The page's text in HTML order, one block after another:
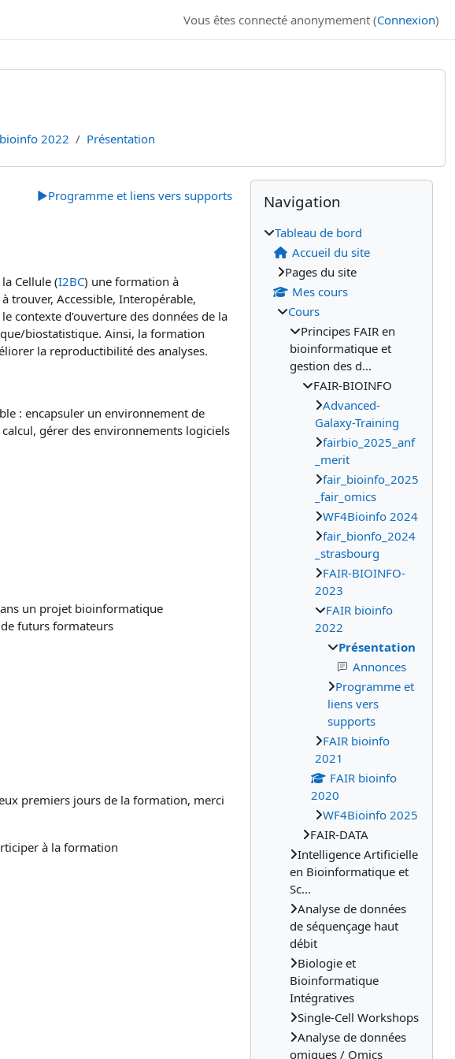
Vous êtes connecté anonymement (Connexion)
2022 Présentation
▶︎Programme et liens vers supports
Cellule (I2BC) une formation à
trouver, Accessible, Interopérable,
contexte d’ouverture des données de la
biostatistique. Ainsi, la formation
la reproductibilité des analyses.
: encapsuler un environnement de
gérer des environnements logiciels
un projet bioinformatique
futurs formateurs
premiers jours de la formation, merci
à la formation
Blocs
Blocs
Passer Navigation
Navigation
Tableau de bord
Accueil du site
Pages du site
Mes cours
Cours
Principes FAIR en
bioinformatique et
gestion des d...
FAIR-BIOINFO
Advanced-
Galaxy-Training
fairbio_2025_anf
_merit
fair_bioinfo_2025
_fair_omics
WF4Bioinfo 2024
fair_bionfo_2024
_strasbourg
FAIR-BIOINFO-
2023
FAIR bioinfo
2022
Présentation
Annonces
Programme et
liens vers
supports
FAIR bioinfo
2021
FAIR bioinfo
2020
WF4Bioinfo 2025
FAIR-DATA
Intelligence Artificielle
en Bioinformatique et
Sc...
Analyse de données
de séquençage haut
débit
Biologie et
Bioinformatique
Intégratives
Single-Cell Workshops
Analyse de données
omiques / Omics